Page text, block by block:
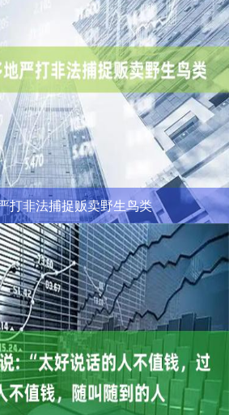
打非法捕捉贩卖野生鸟类